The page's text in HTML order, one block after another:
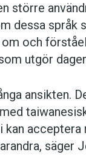
större
dessa språk
och
utgör
ansikten.
kan acceptera
säger